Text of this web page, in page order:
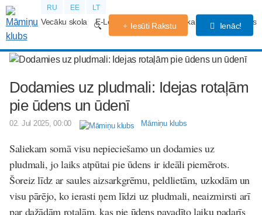
RU EE LT
Vecāku skola E-Lekcijas Grūtniecības kalendārs Forums
Iesūti Rakstu Ienāc!
Dodamies uz pludmali: Idejas rotaļām
pie ūdens un ūdenī
02. Jul 2025, 00:00 Māmiņu klubs
Saliekam somā visu nepieciešamo un dodamies uz
pludmali, jo laiks atpūtai pie ūdens ir ideāli piemērots.
Šoreiz līdz ar saules aizsarkgrēmu, peldlietām, uzkodām un
visu pārējo, ko ierasti ņem līdzi uz pludmali, neaizmirsti arī
par dažādām rotaļām, kas pie ūdens pavadīto laiku padarīs